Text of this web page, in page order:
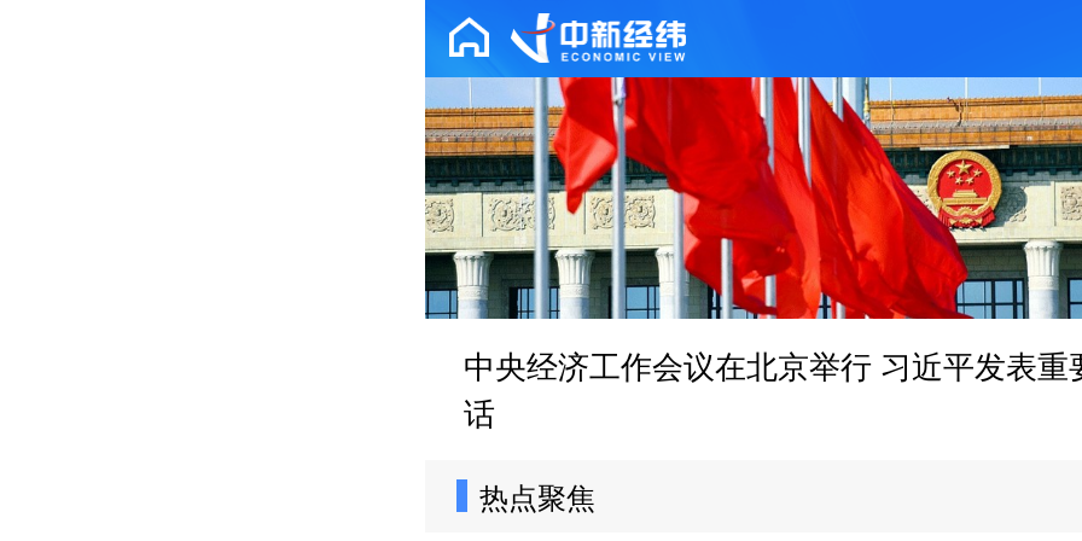
中央经济工作会议在北京举行 习近平发表重
话
热点聚焦